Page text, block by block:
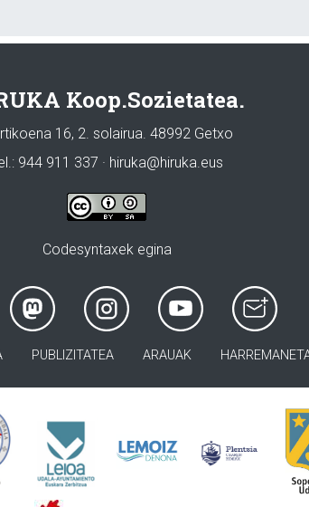
Koop.Sozietatea.
16, 2. solairua. 48992 Getxo
944 911 337 · hiruka@hiruka.eus
Codesyntaxek egina
PUBLIZITATEA ARAUAK